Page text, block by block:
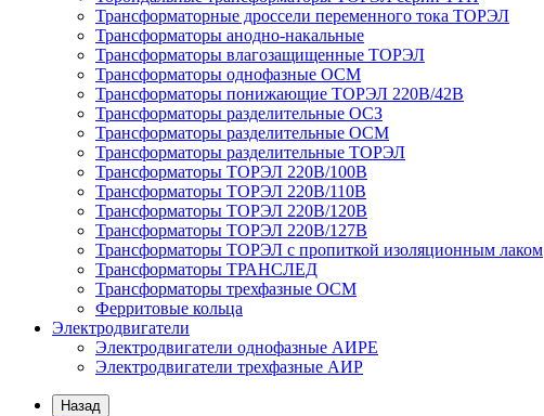
Трансформаторные дроссели переменного тока ТОРЭЛ
Трансформаторы анодно-накальные
Трансформаторы влагозащищенные ТОРЭЛ
Трансформаторы однофазные ОСМ
Трансформаторы понижающие ТОРЭЛ 220В/42В
Трансформаторы разделительные ОСЗ
Трансформаторы разделительные ОСМ
Трансформаторы разделительные ТОРЭЛ
Трансформаторы ТОРЭЛ 220В/100В
Трансформаторы ТОРЭЛ 220В/110В
Трансформаторы ТОРЭЛ 220В/120В
Трансформаторы ТОРЭЛ 220В/127В
Трансформаторы ТОРЭЛ с пропиткой изоляционным лаком
Трансформаторы ТРАНСЛЕД
Трансформаторы трехфазные ОСМ
Ферритовые кольца
Электродвигатели
Электродвигатели однофазные АИРЕ
Электродвигатели трехфазные АИР
Назад